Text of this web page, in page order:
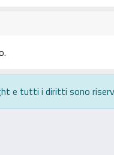
e tutti i diritti sono